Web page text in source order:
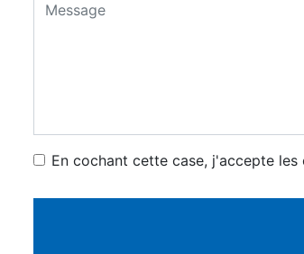
En cochant cette case, j'accepte